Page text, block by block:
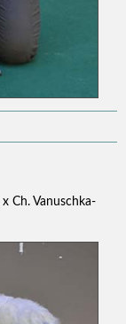
Ch. Vanuschka-